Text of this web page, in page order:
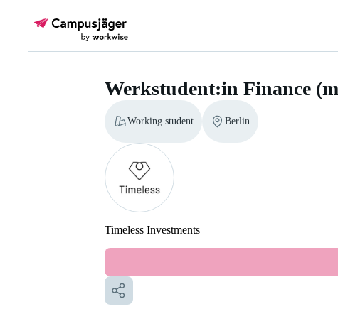
Werkstudent:in Finance
Working student Berlin
Timeless Investments
Werkstudent:in Finance (m/w/d)